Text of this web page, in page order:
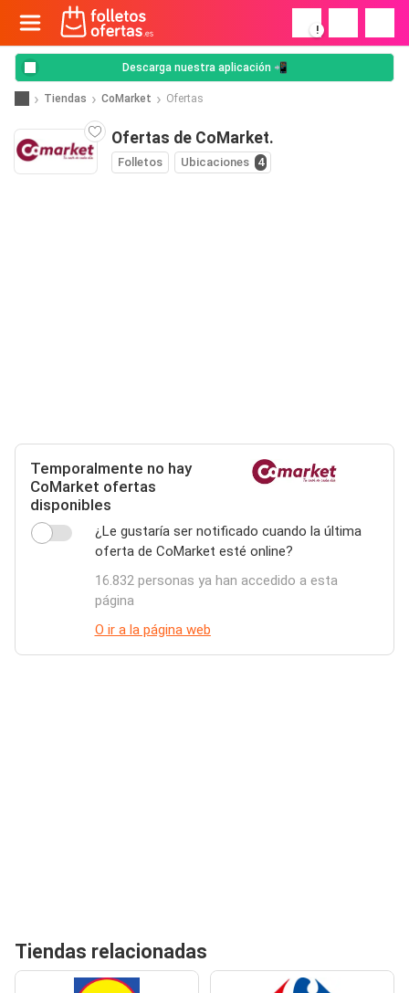
!
Descarga nuestra aplicación 📲
Tiendas CoMarket Ofertas
Ofertas de CoMarket.
Folletos Ubicaciones 4
Temporalmente no hay
CoMarket ofertas
disponibles
¿Le gustaría ser notificado cuando la última
oferta de CoMarket esté online?
16.832 personas ya han accedido a esta
página
O ir a la página web
Tiendas relacionadas